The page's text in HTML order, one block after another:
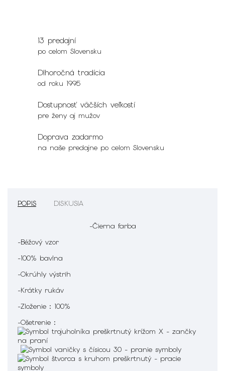
13 predajní
po celom Slovensku
Dlhoročná tradícia
od roku 1995
Dostupnosť väčších veľkostí
pre ženy aj mužov
Doprava zadarmo
na naše predajne po celom Slovensku
POPIS DISKUSIA
-Čierna farba
-Béžový vzor
-100% bavlna
-Okrúhly výstrih
-Krátky rukáv
-Zloženie : 100%
-Ošetrenie :